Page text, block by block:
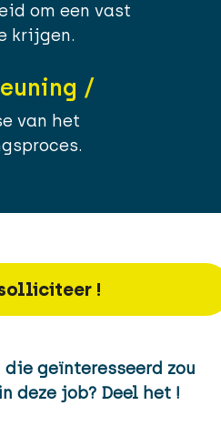
om een vast
krijgen.
/
van het
!
die geïnteresseerd zou
deze job? Deel het !